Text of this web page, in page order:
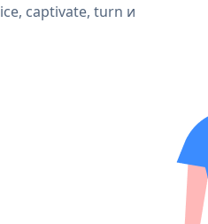
captivate, turn и